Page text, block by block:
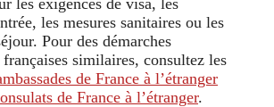
les mesures sanitaires ou les
Pour des démarches
similaires, consultez les
de France à l’étranger
de France à l’étranger.